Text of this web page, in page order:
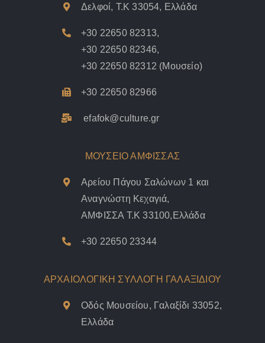
Δελφοί, Τ.Κ 33054, Ελλάδα
+30 22650 82313,
+30 22650 82346,
+30 22650 82312 (Μουσείο)
+30 22650 82966
efafok@culture.gr
ΜΟΥΣΕΙΟ ΑΜΦΙΣΣΑΣ
Αρείου Πάγου Σαλώνων 1 και
Αναγνώστη Κεχαγιά,
ΑΜΦΙΣΣΑ Τ.Κ 33100,Ελλάδα
+30 22650 23344
ΑΡΧΑΙΟΛΟΓΙΚΗ ΣΥΛΛΟΓΗ ΓΑΛΑΞΙΔΙΟΥ
Οδός Μουσείου, Γαλαξίδι 33052,
Ελλάδα